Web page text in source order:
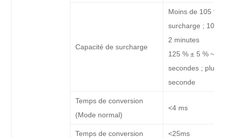
Capacité de surcharge
Moins de 105 %
surcharge ; 105
2 minutes
125 % ± 5 % ~
secondes ; plus
seconde
Temps de conversion
(Mode normal)
<4 ms
Temps de conversion
<25ms